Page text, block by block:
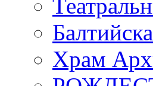
Храм